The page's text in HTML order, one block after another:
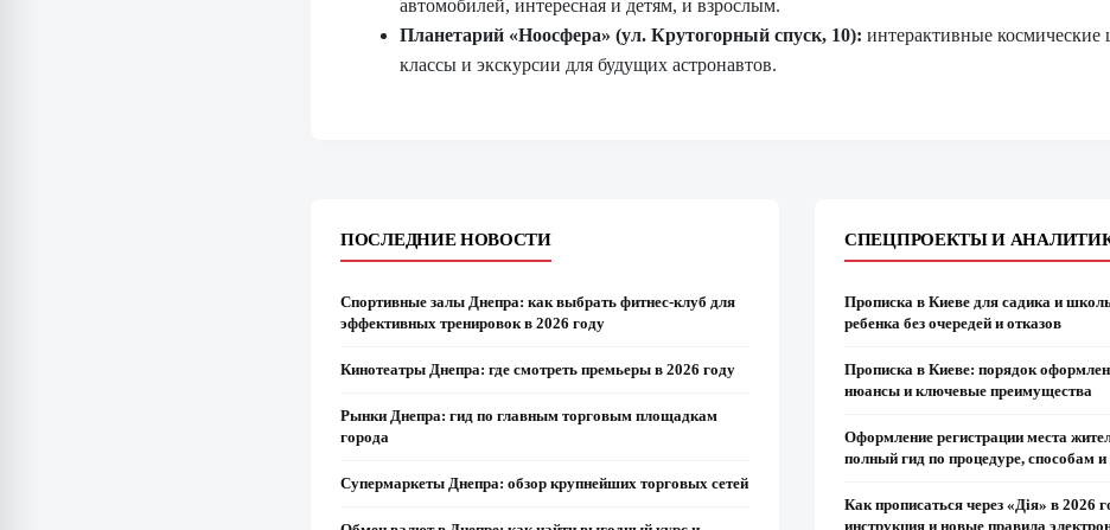
автомобилей, интересная и детям, и взрослым.
Планетарий «Ноосфера» (ул. Крутогорный спуск, 10): интерактивные космические
классы и экскурсии для будущих астронавтов.
ПОСЛЕДНИЕ НОВОСТИ
Спортивные залы Днепра: как выбрать фитнес-клуб для
эффективных тренировок в 2026 году
Кинотеатры Днепра: где смотреть премьеры в 2026 году
Рынки Днепра: гид по главным торговым площадкам
города
Супермаркеты Днепра: обзор крупнейших торговых сетей
СПЕЦПРОЕКТЫ И
Прописка в Киеве для садика и
ребенка без очередей и отказов
Прописка в Киеве: порядок
нюансы и ключевые преимущества
Оформление регистрации места
полный гид по процедуре, способам
Как прописаться через «Дія» в 2026
инструкция и новые правила